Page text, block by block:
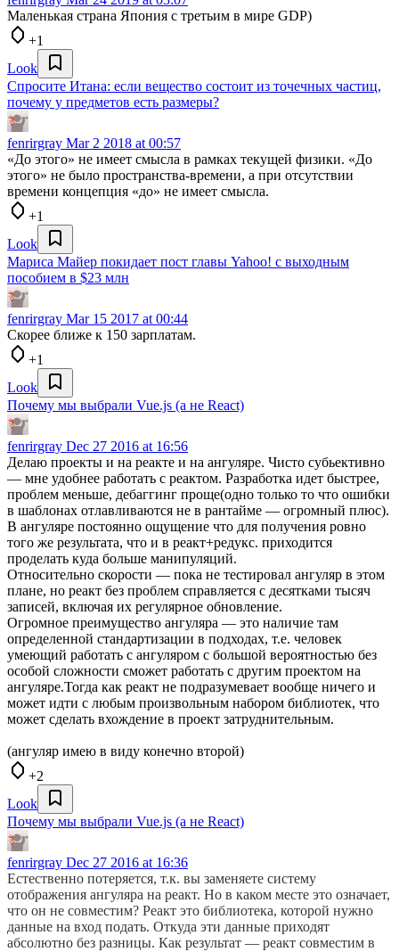
Маленькая страна Япония с третьим в мире GDP)
+1
Look
Спросите Итана: если вещество состоит из точечных частиц,
почему у предметов есть размеры?
fenrirgray Mar 2 2018 at 00:57
«До этого» не имеет смысла в рамках текущей физики. «До
этого» не было пространства-времени, а при отсутствии
времени концепция «до» не имеет смысла.
+1
Look
Мариса Майер покидает пост главы Yahoo! с выходным
пособием в $23 млн
fenrirgray Mar 15 2017 at 00:44
Скорее ближе к 150 зарплатам.
+1
Look
Почему мы выбрали Vue.js (а не React)
fenrirgray Dec 27 2016 at 16:56
Делаю проекты и на реакте и на ангуляре. Чисто субьективно
— мне удобнее работать с реактом. Разработка идет быстрее,
проблем меньше, дебаггинг проще(одно только то что ошибки
в шаблонах отлавливаются не в рантайме — огромный плюс).
В ангуляре постоянно ощущение что для получения ровно
того же результата, что и в реакт+редукс. приходится
проделать куда больше манипуляций.
Относительно скорости — пока не тестировал ангуляр в этом
плане, но реакт без проблем справляется с десятками тысяч
записей, включая их регулярное обновление.
Огромное преимущество ангуляра — это наличие там
определенной стандартизации в подходах, т.е. человек
умеющий работать с ангуляром с большой вероятностью без
особой сложности сможет работать с другим проектом на
ангуляре.Тогда как реакт не подразумевает вообще ничего и
может идти с любым произвольным набором библиотек, что
может сделать вхождение в проект затруднительным.
(ангуляр имею в виду конечно второй)
+2
Look
Почему мы выбрали Vue.js (а не React)
fenrirgray Dec 27 2016 at 16:36
Естественно потеряется, т.к. вы заменяете систему
отображения ангуляра на реакт. Но в каком месте это означает,
что он не совместим? Реакт это библиотека, которой нужно
данные на вход подать. Откуда эти данные приходят
абсолютно без разницы. Как результат — реакт совместим в